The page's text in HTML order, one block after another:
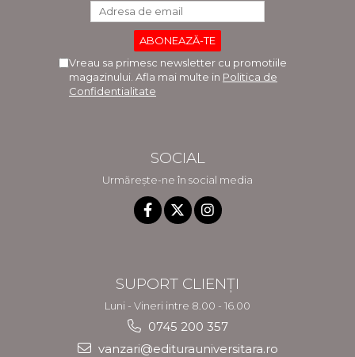
Vreau sa primesc newsletter cu promotiile
magazinului. Afla mai multe in Politica de
Confidentialitate
SOCIAL
Urmărește-ne în social media
SUPORT CLIENȚI
Luni - Vineri intre 8.00 - 16.00
0745 200 357
vanzari@editurauniversitara.ro